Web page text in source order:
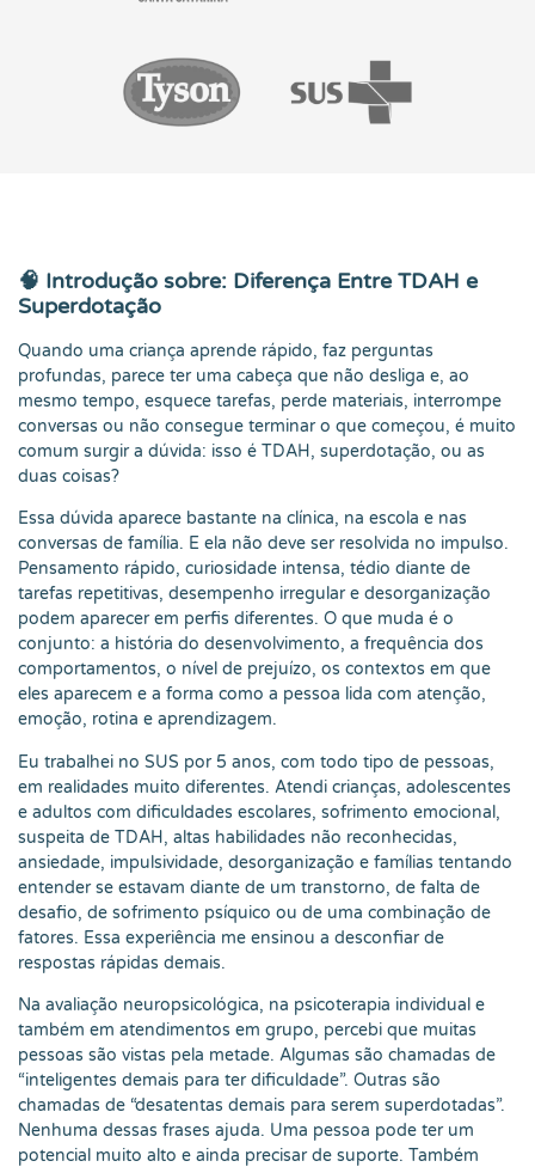
🧠 Introdução sobre: Diferença Entre TDAH e
Superdotação
Quando uma criança aprende rápido, faz perguntas
profundas, parece ter uma cabeça que não desliga e, ao
mesmo tempo, esquece tarefas, perde materiais, interrompe
conversas ou não consegue terminar o que começou, é muito
comum surgir a dúvida: isso é TDAH, superdotação, ou as
duas coisas?
Essa dúvida aparece bastante na clínica, na escola e nas
conversas de família. E ela não deve ser resolvida no impulso.
Pensamento rápido, curiosidade intensa, tédio diante de
tarefas repetitivas, desempenho irregular e desorganização
podem aparecer em perfis diferentes. O que muda é o
conjunto: a história do desenvolvimento, a frequência dos
comportamentos, o nível de prejuízo, os contextos em que
eles aparecem e a forma como a pessoa lida com atenção,
emoção, rotina e aprendizagem.
Eu trabalhei no SUS por 5 anos, com todo tipo de pessoas,
em realidades muito diferentes. Atendi crianças, adolescentes
e adultos com dificuldades escolares, sofrimento emocional,
suspeita de TDAH, altas habilidades não reconhecidas,
ansiedade, impulsividade, desorganização e famílias tentando
entender se estavam diante de um transtorno, de falta de
desafio, de sofrimento psíquico ou de uma combinação de
fatores. Essa experiência me ensinou a desconfiar de
respostas rápidas demais.
Na avaliação neuropsicológica, na psicoterapia individual e
também em atendimentos em grupo, percebi que muitas
pessoas são vistas pela metade. Algumas são chamadas de
“inteligentes demais para ter dificuldade”. Outras são
chamadas de “desatentas demais para serem superdotadas”.
Nenhuma dessas frases ajuda. Uma pessoa pode ter um
potencial muito alto e ainda precisar de suporte. Também